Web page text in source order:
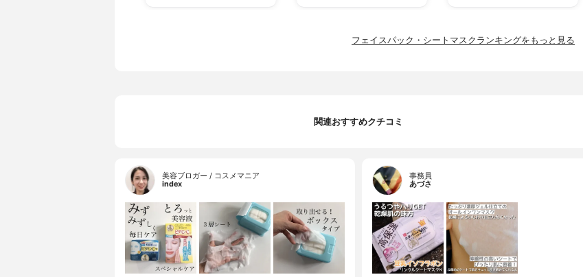
フェイスパック・シートマスクランキングをもっと見る
関連おすすめクチコミ
美容ブロガー / コスメマニア
index
事務員
あづさ